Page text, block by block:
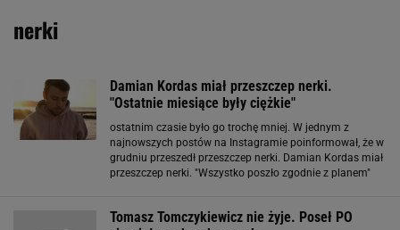
nerki
Damian Kordas miał przeszczep nerki.
"Ostatnie miesiące były ciężkie"
ostatnim czasie było go trochę mniej. W jednym z
najnowszych postów na Instagramie poinformował, że w
grudniu przeszedł przeszczep nerki. Damian Kordas miał
przeszczep nerki. "Wszystko poszło zgodnie z planem"
Tomasz Tomczykiewicz nie żyje. Poseł PO